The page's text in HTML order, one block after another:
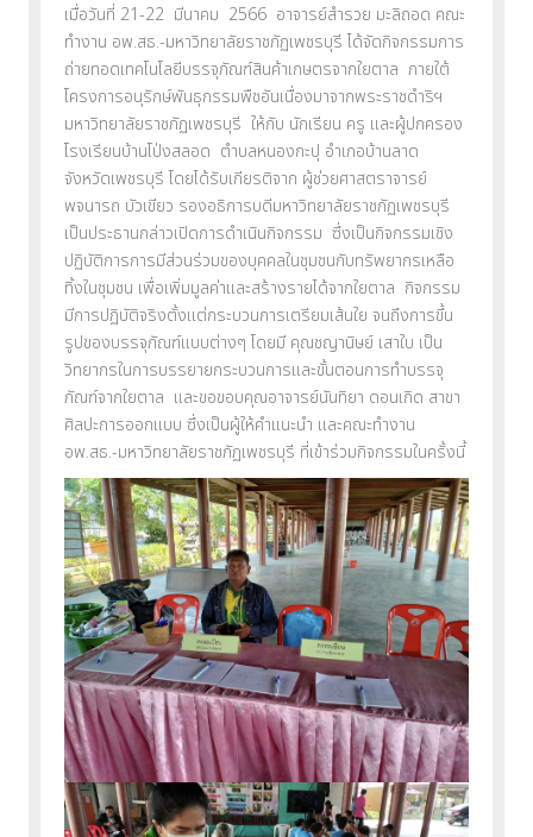
เมื่อวันที่ 21-22 มีนาคม 2566 อาจารย์สำรวย มะลิถอด คณะ
ทำงาน อพ.สธ.-มหาวิทยาลัยราชภัฏเพชรบุรี ได้จัดกิจกรรมการ
ถ่ายทอดเทคโนโลยีบรรจุภัณฑ์สินค้าเกษตรจากใยตาล ภายใต้
โครงการอนุรักษ์พันธุกรรมพืชอันเนื่องมาจากพระราชดำริฯ
มหาวิทยาลัยราชภัฏเพชรบุรี ให้กับ นักเรียน ครู และผู้ปกครอง
โรงเรียนบ้านโป่งสลอด ตำบลหนองกะปุ อำเภอบ้านลาด
จังหวัดเพชรบุรี โดยได้รับเกียรติจาก ผู้ช่วยศาสตราจารย์
พจนารถ บัวเขียว รองอธิการบดีมหาวิทยาลัยราชภัฏเพชรบุรี
เป็นประธานกล่าวเปิดการดำเนินกิจกรรม ซึ่งเป็นกิจกรรมเชิง
ปฏิบัติการการมีส่วนร่วมของบุคคลในชุมชนกับทรัพยากรเหลือ
ทิ้งในชุมชน เพื่อเพิ่มมูลค่าและสร้างรายได้จากใยตาล กิจกรรม
มีการปฏิบัติจริงตั้งแต่กระบวนการเตรียมเส้นใย จนถึงการขึ้น
รูปของบรรจุภัณฑ์แบบต่างๆ โดยมี คุณชญานิษย์ เสาใบ เป็น
วิทยากรในการบรรยายกระบวนการและขั้นตอนการทำบรรจุ
ภัณฑ์จากใยตาล และขอขอบคุณอาจารย์นันทิยา ดอนเกิด สาขา
ศิลปะการออกแบบ ซึ่งเป็นผู้ให้คำแนะนำ และคณะทำงาน
อพ.สธ.-มหาวิทยาลัยราชภัฏเพชรบุรี ที่เข้าร่วมกิจกรรมในครั้งนี้